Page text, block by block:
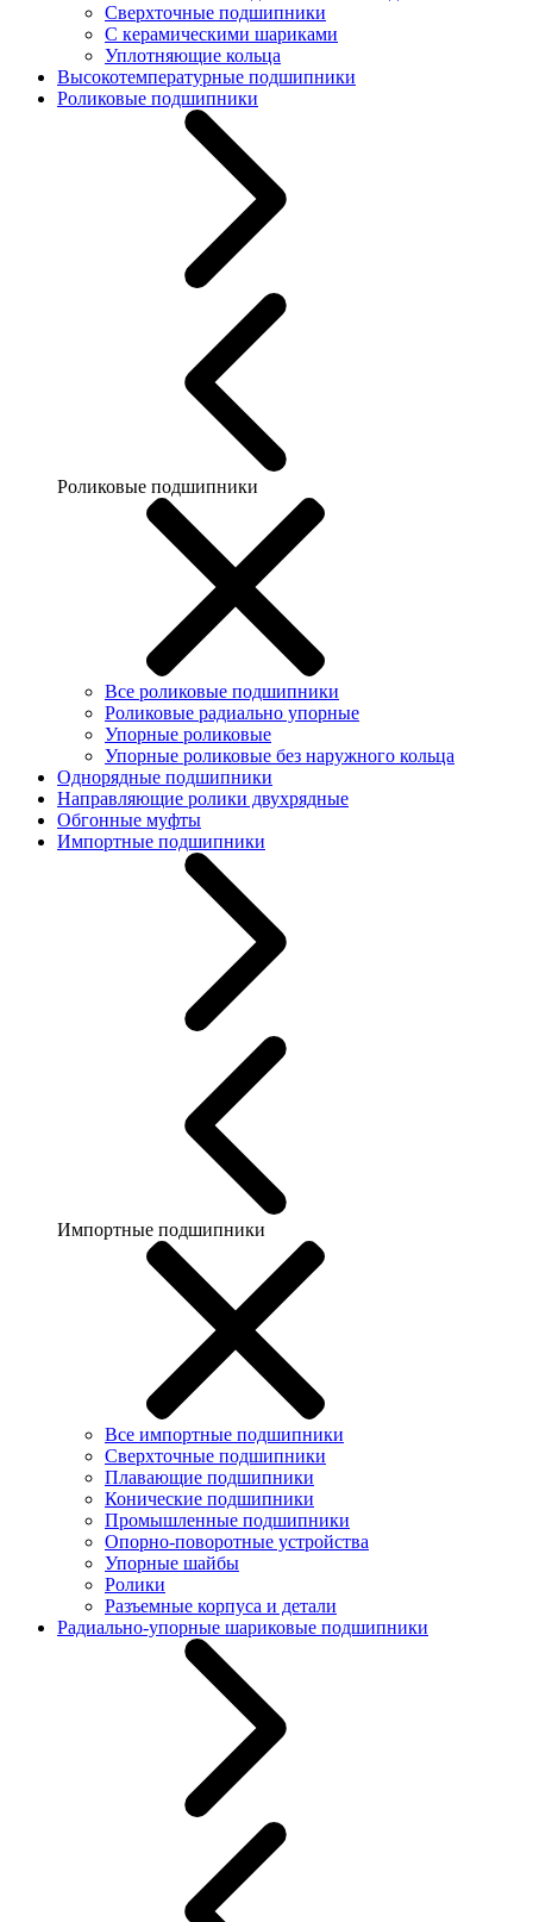
Сверхточные подшипники
С керамическими шариками
Уплотняющие кольца
Высокотемпературные подшипники
Роликовые подшипники
Роликовые подшипники
Все роликовые подшипники
Роликовые радиально упорные
Упорные роликовые
Упорные роликовые без наружного кольца
Однорядные подшипники
Направляющие ролики двухрядные
Обгонные муфты
Импортные подшипники
Импортные подшипники
Все импортные подшипники
Сверхточные подшипники
Плавающие подшипники
Конические подшипники
Промышленные подшипники
Опорно-поворотные устройства
Упорные шайбы
Ролики
Разъемные корпуса и детали
Радиально-упорные шариковые подшипники